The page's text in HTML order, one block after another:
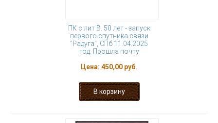
ПК с лит В. 50 лет - запуск
первого спутника связи
"Радуга", СПб 11.04.2025
год. Прошла почту
Цена: 450,00 руб.